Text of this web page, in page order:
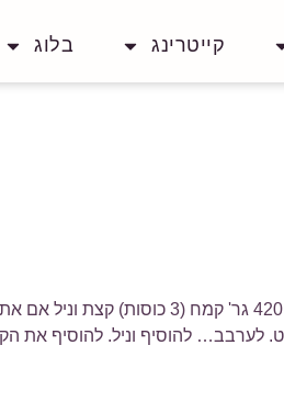
קייטרינג בלוג
200 גרם חמאה רכה 100 גרם סוכר 3 כפות שמנת
לערבב… להוסיף וניל. להוסיף